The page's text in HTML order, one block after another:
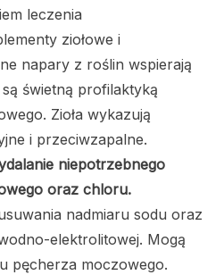
leczenia
ziołowe i
napary z roślin wspierają
świetną profilaktyką
Zioła wykazują
i przeciwzapalne.
niepotrzebnego
oraz chloru.
nadmiaru sodu oraz
elektrolitowej. Mogą
pęcherza moczowego.